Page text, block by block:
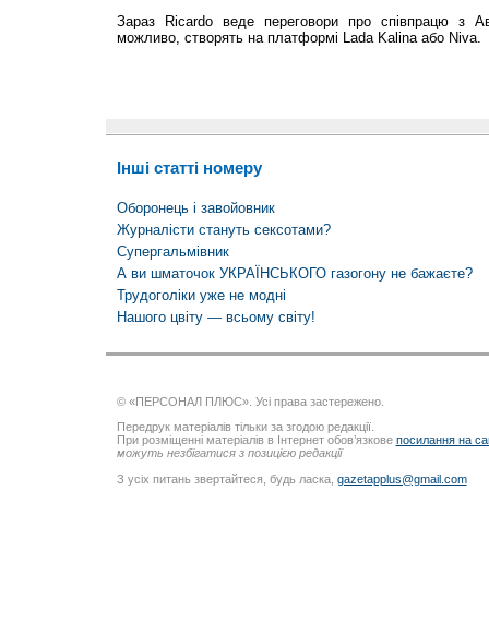
Зараз Ricardo веде переговори про співпрацю з
можливо, створять на платформі Lada Kalina або Niva.
Інші статті номеру
Оборонець і завойовник
Журналісти стануть сексотами?
Супергальмівник
А ви шматочок УКРАЇНСЬКОГО газогону не бажаєте?
Трудоголіки уже не модні
Нашого цвіту — всьому світу!
© «ПЕРСОНАЛ ПЛЮС». Усі права застережено.
Передрук матеріалів тільки за згодою редакції.
При розміщенні матеріалів в Інтернет обов’язкове посилання на
можуть незбігатися з позицією редакції
З усіх питань звертайтеся, будь ласка, gazetapplus@gmail.com